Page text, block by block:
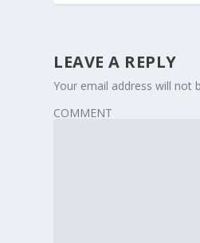
LEAVE A REPLY
Your email address will not
COMMENT